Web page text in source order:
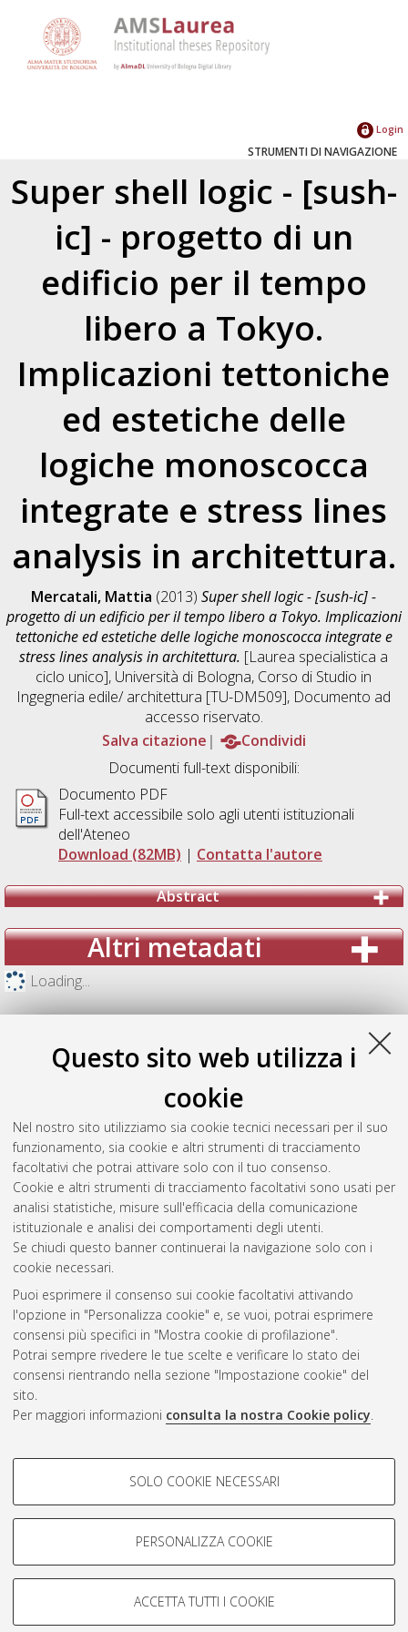
Questo sito web utilizza i
cookie
Nel nostro sito utilizziamo sia cookie tecnici necessari per il suo
funzionamento, sia cookie e altri strumenti di tracciamento
facoltativi che potrai attivare solo con il tuo consenso.
Cookie e altri strumenti di tracciamento facoltativi sono usati per
analisi statistiche, misure sull'efficacia della comunicazione
istituzionale e analisi dei comportamenti degli utenti.
Se chiudi questo banner continuerai la navigazione solo con i
cookie necessari.
Puoi esprimere il consenso sui cookie facoltativi attivando
l'opzione in "Personalizza cookie" e, se vuoi, potrai esprimere
consensi più specifici in "Mostra cookie di profilazione".
Potrai sempre rivedere le tue scelte e verificare lo stato dei
consensi rientrando nella sezione "Impostazione cookie" del
sito.
Per maggiori informazioni consulta la nostra Cookie policy.
COOKIE DI PROFILAZIONE -
Si tratta di cookie utilizzati per analizzare le caratteristiche della
navigazione degli utenti, creare profili in base al loro comportamento
Mostra cookie di profilazione
COOKIE TECNICI - NECESSARI
SOLO COOKIE NECESSARI
PERSONALIZZA COOKIE
ACCETTA TUTTI I COOKIE
Login
STRUMENTI DI NAVIGAZIONE
Super shell logic - [sush-
ic] - progetto di un
edificio per il tempo
libero a Tokyo.
Implicazioni tettoniche
ed estetiche delle
logiche monoscocca
integrate e stress lines
analysis in architettura.
Mercatali, Mattia (2013)Super shell logic - [sush-ic] -
progetto di un edificio per il tempo libero a Tokyo. Implicazioni
tettoniche ed estetiche delle logiche monoscocca integrate e
stress lines analysis in architettura. [Laurea specialistica a
ciclo unico], Università di Bologna, Corso di Studio in
Ingegneria edile/ architettura [TU-DM509], Documento ad
accesso riservato.
Salva citazione
Condividi
Documenti full-text disponibili:
Documento PDF
Full-text accessibile solo agli utenti istituzionali
dell'Ateneo
Download (82MB) | Contatta l'autore
Abstract
Altri metadati
Loading...
Gestione del documento:
Atom
Rss 1.0
Rss 2.0
AMS Laurea
Impostazioni Cookie
Informativa sulla privacy
Condizioni d’uso del sito